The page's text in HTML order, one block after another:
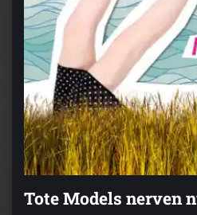
Tote Models nerven